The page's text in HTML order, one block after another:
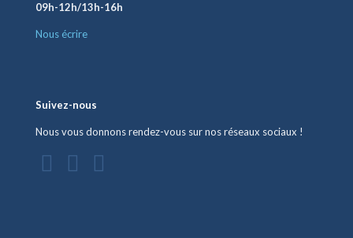
09h-12h/13h-16h
Nous écrire
Suivez-nous
Nous vous donnons rendez-vous sur nos réseaux sociaux !